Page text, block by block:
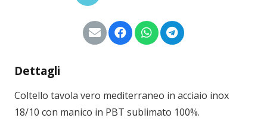
Dettagli
Coltello tavola vero mediterraneo in acciaio inox
18/10 con manico in PBT sublimato 100%.